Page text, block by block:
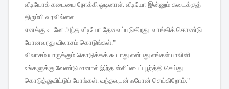
வீடியோக் கடையை நோக்கி ஓடினாள். வீடியோ இன்னும் கடைக்குத்
திரும்பி வரவில்லை.
எனக்கு உடனே அந்த வீடியோ தேவைப்படுகிறது. வாங்கிக் கொண்டு
போனவரது விலாசம் கொடுங்கள்."
விலாசம் யாருக்கும் கொடுக்கக் கூடாது என்பது எங்கள் பாலிஸி.
உங்களுக்கு வேண்டுமானால் இந்த ஸ்லிப்பைப் பூர்த்தி செய்து
கொடுத்துவிட்டுப் போங்கள். வந்தவுடன் ஃபோன் செய்கிறோம்."